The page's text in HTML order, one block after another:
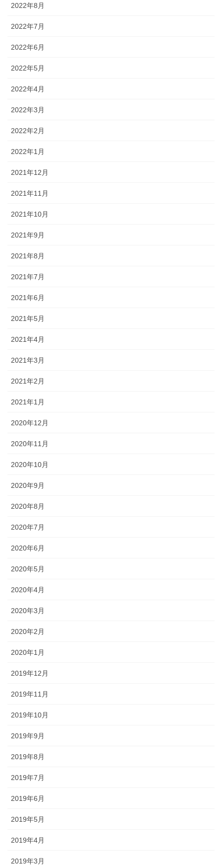
2022年8月
2022年7月
2022年6月
2022年5月
2022年4月
2022年3月
2022年2月
2022年1月
2021年12月
2021年11月
2021年10月
2021年9月
2021年8月
2021年7月
2021年6月
2021年5月
2021年4月
2021年3月
2021年2月
2021年1月
2020年12月
2020年11月
2020年10月
2020年9月
2020年8月
2020年7月
2020年6月
2020年5月
2020年4月
2020年3月
2020年2月
2020年1月
2019年12月
2019年11月
2019年10月
2019年9月
2019年8月
2019年7月
2019年6月
2019年5月
2019年4月
2019年3月